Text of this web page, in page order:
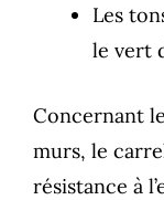
Les
le vert
Concernant
murs, le
résistance à